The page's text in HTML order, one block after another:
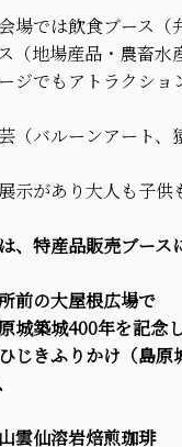
場では飲食ブース（
（地場産品・農畜水
ジでもアトラクシ
（バルーンアート
示があり大人も子供
、特産品販売ブース
前の大屋根広場で
城築城400年を記念
じきふりかけ（島原
雲仙溶岩焙煎珈琲